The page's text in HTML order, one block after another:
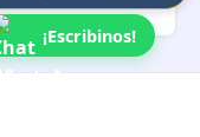
¡Escribinos!